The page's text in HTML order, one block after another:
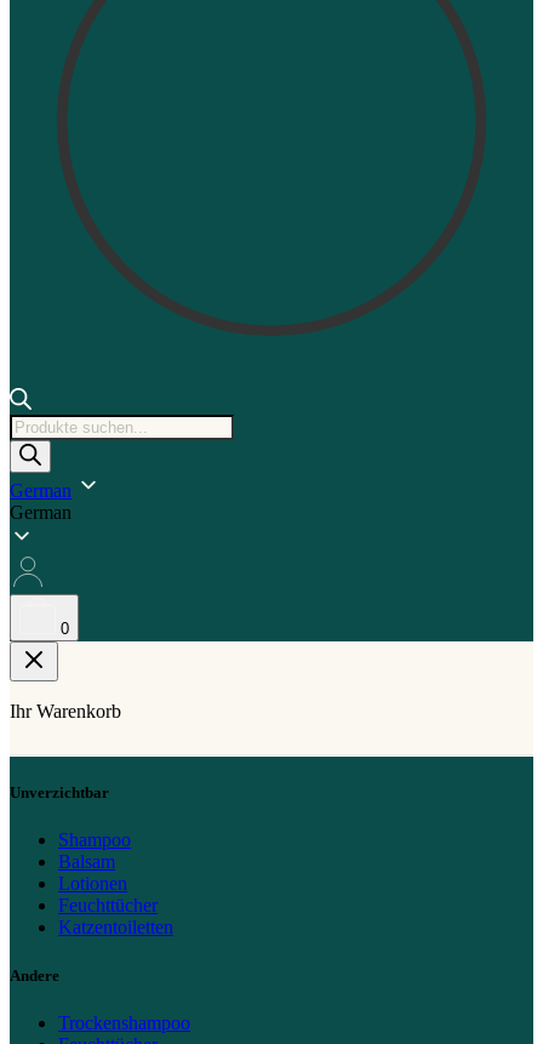
Produktsuche
German
German
0
Ihr Warenkorb
Unverzichtbar
Shampoo
Balsam
Lotionen
Feuchttücher
Katzentoiletten
Andere
Trockenshampoo